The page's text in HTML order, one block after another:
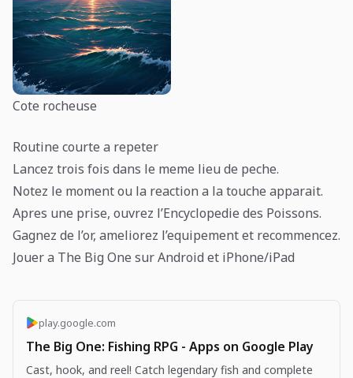
Cote rocheuse
Routine courte a repeter
Lancez trois fois dans le meme lieu de peche.
Notez le moment ou la reaction a la touche apparait.
Apres une prise, ouvrez l’Encyclopedie des Poissons.
Gagnez de l’or, ameliorez l’equipement et recommencez.
Jouer a The Big One sur Android et iPhone/iPad
play.google.com
The Big One: Fishing RPG - Apps on Google Play
Cast, hook, and reel! Catch legendary fish and complete